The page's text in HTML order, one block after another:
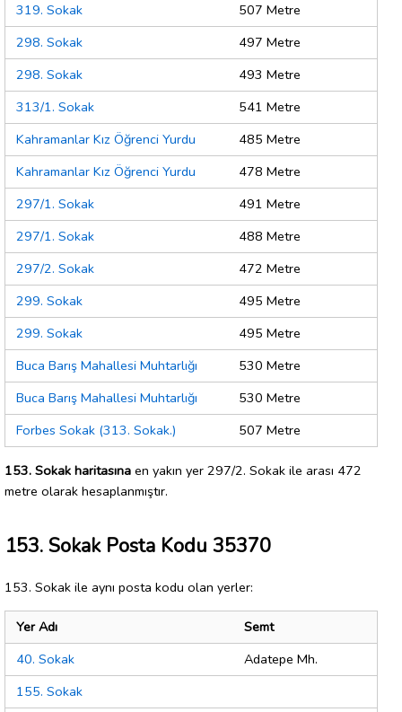
319. Sokak
507 Metre
298. Sokak
497 Metre
298. Sokak
493 Metre
313/1. Sokak
541 Metre
Kahramanlar Kız Öğrenci Yurdu
485 Metre
Kahramanlar Kız Öğrenci Yurdu
478 Metre
297/1. Sokak
491 Metre
297/1. Sokak
488 Metre
297/2. Sokak
472 Metre
299. Sokak
495 Metre
299. Sokak
495 Metre
Buca Barış Mahallesi Muhtarlığı
530 Metre
Buca Barış Mahallesi Muhtarlığı
530 Metre
Forbes Sokak (313. Sokak.)
507 Metre
153. Sokak haritasına en yakın yer 297/2. Sokak ile arası 472
metre olarak hesaplanmıştır.
153. Sokak Posta Kodu 35370
153. Sokak ile aynı posta kodu olan yerler:
Yer Adı
Semt
40. Sokak
Adatepe Mh.
155. Sokak